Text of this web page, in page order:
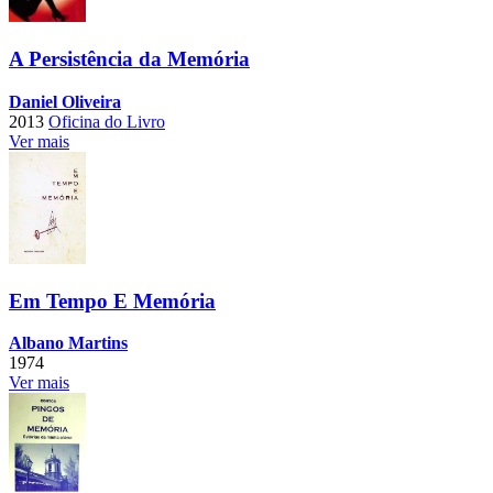
A Persistência da Memória
Daniel Oliveira
2013 Oficina do Livro
Ver mais
Em Tempo E Memória
Albano Martins
1974
Ver mais